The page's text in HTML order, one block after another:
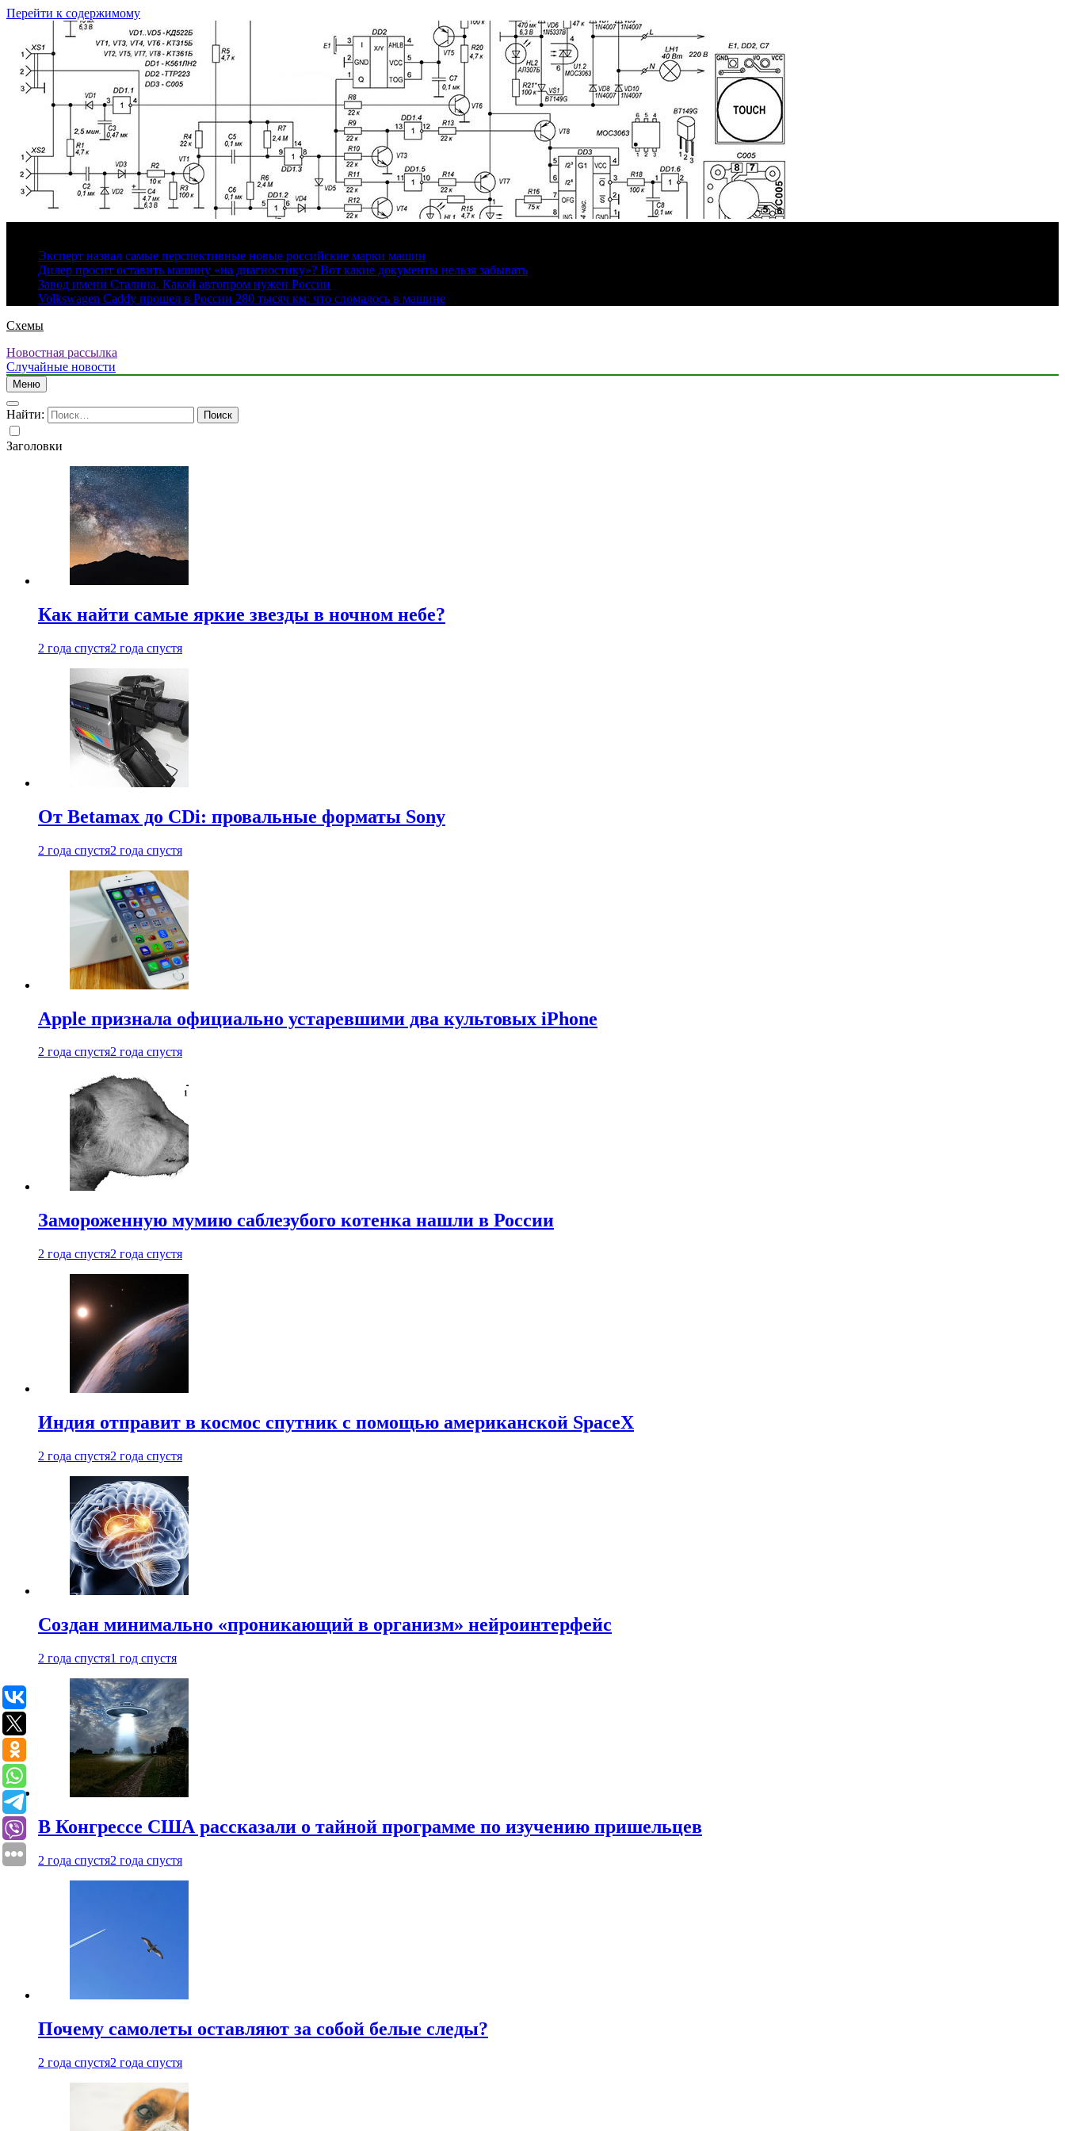
Перейти к содержимому
Эксперт назвал самые перспективные новые российские марки машин
Дилер просит оставить машину «на диагностику»? Вот какие документы нельзя забывать
Завод имени Сталина. Какой автопром нужен России
Volkswagen Caddy прошел в России 280 тысяч км: что сломалось в машине
Схемы
Новостная рассылка
Случайные новости
Меню
Найти:
Заголовки
Как найти самые яркие звезды в ночном небе?
2 года спустя2 года спустя
От Betamax до CDi: провальные форматы Sony
2 года спустя2 года спустя
Apple признала официально устаревшими два культовых iPhone
2 года спустя2 года спустя
Замороженную мумию саблезубого котенка нашли в России
2 года спустя2 года спустя
Индия отправит в космос спутник с помощью американской SpaceX
2 года спустя2 года спустя
Создан минимально «проникающий в организм» нейроинтерфейс
2 года спустя1 год спустя
В Конгрессе США рассказали о тайной программе по изучению пришельцев
2 года спустя2 года спустя
Почему самолеты оставляют за собой белые следы?
2 года спустя2 года спустя